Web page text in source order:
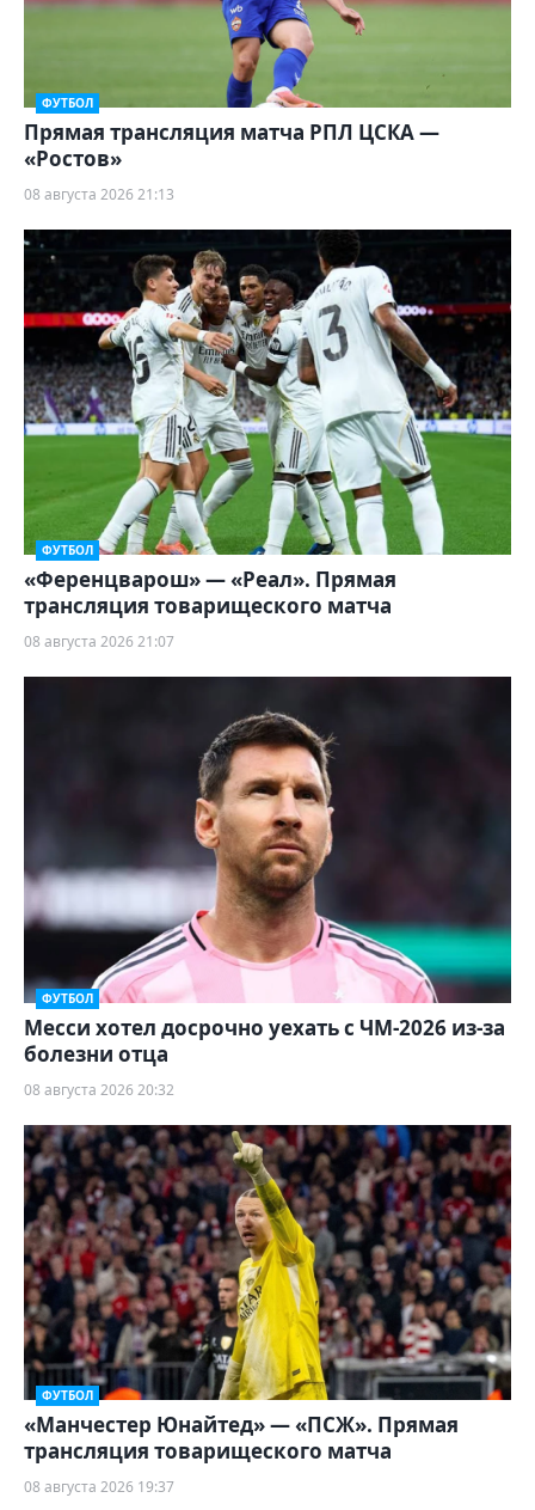
ФУТБОЛ
Прямая трансляция матча РПЛ ЦСКА —
«Ростов»
08 августа 2026 21:13
ФУТБОЛ
«Ференцварош» — «Реал». Прямая
трансляция товарищеского матча
08 августа 2026 21:07
ФУТБОЛ
Месси хотел досрочно уехать с ЧМ-2026 из-за
болезни отца
08 августа 2026 20:32
ФУТБОЛ
«Манчестер Юнайтед» — «ПСЖ». Прямая
трансляция товарищеского матча
08 августа 2026 19:37